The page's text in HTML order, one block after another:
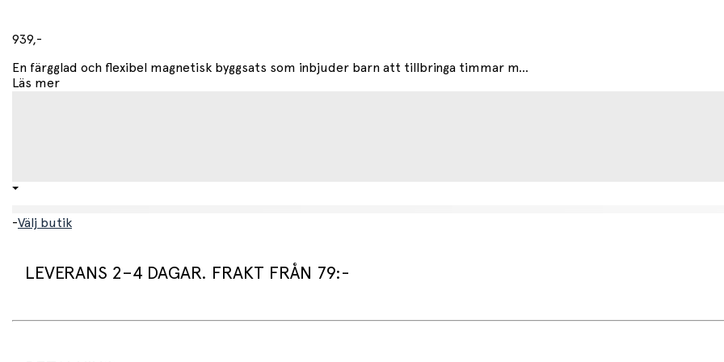
939,-
En färgglad och flexibel magnetisk byggsats som inbjuder barn att tillbringa timmar m...
Läs mer
-Välj butik
LEVERANS 2–4 DAGAR. FRAKT FRÅN 79:-